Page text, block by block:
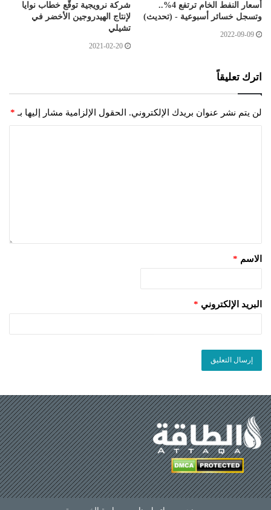
أسعار النفط الخام ترتفع 4%..
وتسجل خسائر أسبوعية - (تحديث)
2022-09-09
شركة نرويجية توقّع خطاب نوايا
لإنتاج الهيدروجين الأخضر في
تشيلي
2021-02-20
اترك تعليقاً
لن يتم نشر عنوان بريدك الإلكتروني. الحقول الإلزامية مشار إليها بـ *
الاسم *
البريد الإلكتروني *